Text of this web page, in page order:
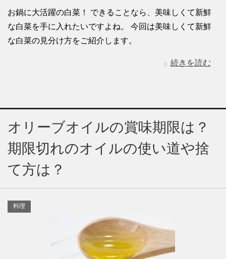
お鍋に大活躍の白菜！ できることなら、美味しくて新鮮
な白菜を手に入れたいですよね。 今回は美味しくて新鮮
な白菜の見分け方をご紹介します。
続きを読む
オリーブオイルの賞味期限は？
期限切れのオイルの使い道や捨
て方は？
料理